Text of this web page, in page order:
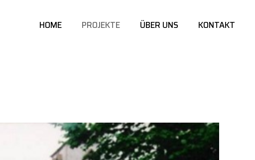
HOME PROJEKTE ÜBER UNS KONTAKT